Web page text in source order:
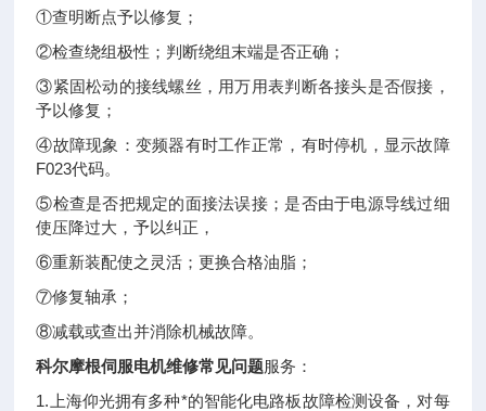
①查明断点予以修复；
②检查绕组极性；判断绕组末端是否正确；
③紧固松动的接线螺丝，用万用表判断各接头是否假接，
予以修复；
④故障现象：变频器有时工作正常，有时停机，显示故障
F023代码。
⑤检查是否把规定的面接法误接；是否由于电源导线过细
使压降过大，予以纠正，
⑥重新装配使之灵活；更换合格油脂；
⑦修复轴承；
⑧减载或查出并消除机械故障。
科尔摩根伺服电机维修常见问题服务：
1.上海仰光拥有多种*的智能化电路板故障检测设备，对每